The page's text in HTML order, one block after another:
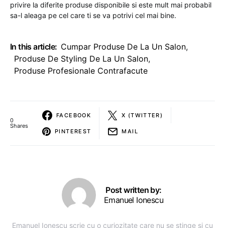
privire la diferite produse disponibile si este mult mai probabil
sa-l aleaga pe cel care ti se va potrivi cel mai bine.
In this article: Cumpar Produse De La Un Salon,
Produse De Styling De La Un Salon,
Produse Profesionale Contrafacute
0
Shares
FACEBOOK X (TWITTER)
PINTEREST MAIL
Post written by:
Emanuel Ionescu
Emanuel Ionescu scrie cu o curiozitate care nu se stinge și cu